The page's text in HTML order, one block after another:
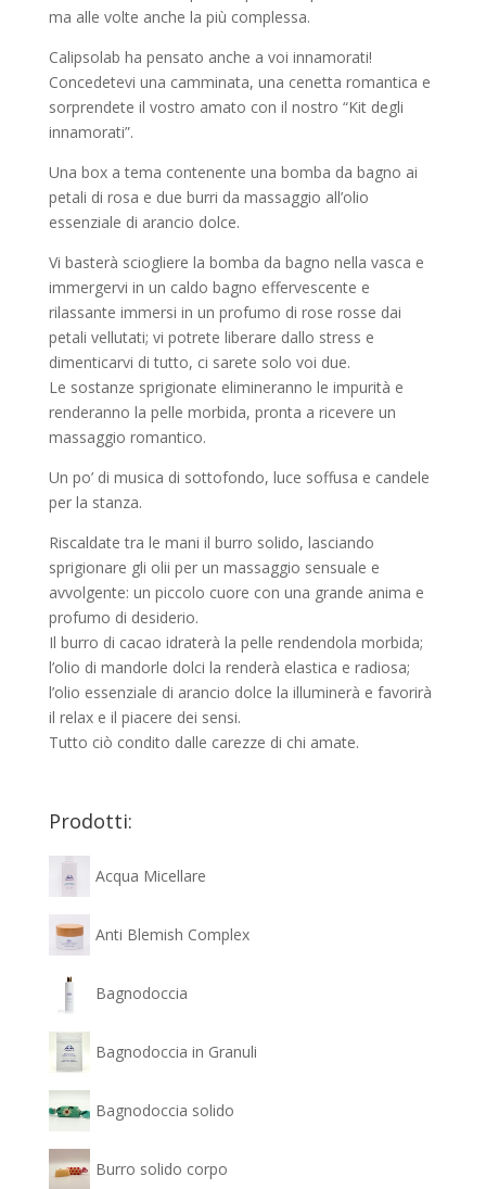
ma alle volte anche la più complessa.
Calipsolab ha pensato anche a voi innamorati!
Concedetevi una camminata, una cenetta romantica e
sorprendete il vostro amato con il nostro “Kit degli
innamorati”.
Una box a tema contenente una bomba da bagno ai
petali di rosa e due burri da massaggio all’olio
essenziale di arancio dolce.
Vi basterà sciogliere la bomba da bagno nella vasca e
immergervi in un caldo bagno effervescente e
rilassante immersi in un profumo di rose rosse dai
petali vellutati; vi potrete liberare dallo stress e
dimenticarvi di tutto, ci sarete solo voi due.
Le sostanze sprigionate elimineranno le impurità e
renderanno la pelle morbida, pronta a ricevere un
massaggio romantico.
Un po’ di musica di sottofondo, luce soffusa e candele
per la stanza.
Riscaldate tra le mani il burro solido, lasciando
sprigionare gli olii per un massaggio sensuale e
avvolgente: un piccolo cuore con una grande anima e
profumo di desiderio.
Il burro di cacao idraterà la pelle rendendola morbida;
l’olio di mandorle dolci la renderà elastica e radiosa;
l’olio essenziale di arancio dolce la illuminerà e favorirà
il relax e il piacere dei sensi.
Tutto ciò condito dalle carezze di chi amate.
Prodotti:
Acqua Micellare
Anti Blemish Complex
Bagnodoccia
Bagnodoccia in Granuli
Bagnodoccia solido
Burro solido corpo